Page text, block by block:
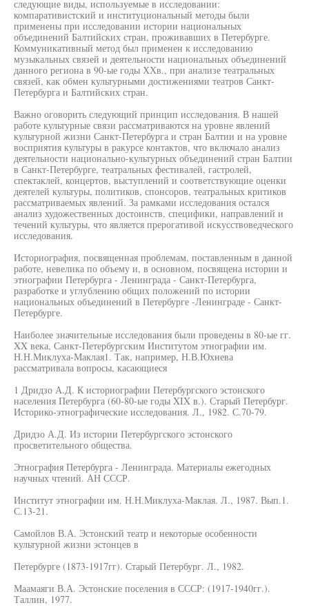
следующие виды, используемые в исследовании:
компаративистский и институциональный методы были
применены при исследовании истории национальных
объединений Балтийских стран, проживавших в Петербурге.
Коммуникативный метод был применен к исследованию
музыкальных связей и деятельности национальных объединений
данного региона в 90-ые годы ХХв., при анализе театральных
связей, как обмен культурными достижениями театров Санкт-
Петербурга и Балтийских стран.
Важно оговорить следующий принцип исследования. В нашей
работе культурные связи рассматриваются на уровне явлений
культурной жизни Санкт-Петербурга и стран Балтии и на уровне
восприятия культуры в ракурсе контактов, что включало анализ
деятельности национально-культурных объединений стран Балтии
в Санкт-Петербурге, театральных фестивалей, гастролей,
спектаклей, концертов, выступлений и соответствующие оценки
деятелей культуры, политиков, спонсоров, театральных критиков
рассматриваемых явлений. За рамками исследования остался
анализ художественных достоинств, специфики, направлений и
течений культуры, что является прерогативой искусствоведческого
исследования.
Историография, посвященная проблемам, поставленным в данной
работе, невелика по объему и, в основном, посвящена истории и
этнографии Петербурга - Ленинграда - Санкт-Петербурга,
разработке и углублению общих положений по истории
национальных объединений в Петербурге -Ленинграде - Санкт-
Петербурге.
Наиболее значительные исследования были проведены в 80-ые гг.
XX века, Санкт-Петербургским Институтом этнографии им.
Н.Н.Миклуха-Маклая1. Так, например, Н.В.Юхнева
рассматривала вопросы, касающиеся
1 Дридзо А.Д. К историографии Петербургского эстонского
населения Петербурга (60-80-ые годы XIX в.). Старый Петербург.
Историко-этнографические исследования. Л., 1982. С.70-79.
Дридзо А.Д. Из истории Петербургского эстонского
просветительного общества.
Этнография Петербурга - Ленинграда. Материалы ежегодных
научных чтений. АН СССР.
Институт этнографии им. Н.Н.Миклуха-Маклая. Л., 1987. Вып.1.
С.13-21.
Самойлов В.А. Эстонский театр и некоторые особенности
культурной жизни эстонцев в
Петербурге (1873-1917гг). Старый Петербург. Л., 1982.
Маамаяги В.А. Эстонские поселения в СССР: (1917-1940гг.).
Таллин, 1977.